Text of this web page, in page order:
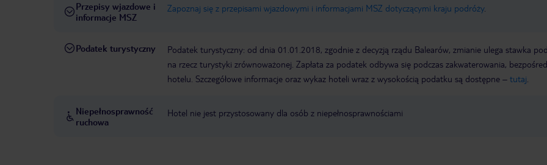
Przepisy wjazdowe i
informacje MSZ
Zapoznaj się z przepisami wjazdowymi i informacjami MSZ dotyczącymi kraju podróży.
Podatek turystyczny
Podatek turystyczny: od dnia 01.01.2018, zgodnie z decyzją rządu Balearów, zmianie ulega stawka
na rzecz turystyki zrównoważonej. Zapłata za podatek odbywa się podczas zakwaterowania,
hotelu. Szczegółowe informacje oraz wykaz hoteli wraz z wysokością podatku są dostępne – tutaj
Niepełnosprawność
ruchowa
Hotel nie jest przystosowany dla osób z niepełnosprawnościami